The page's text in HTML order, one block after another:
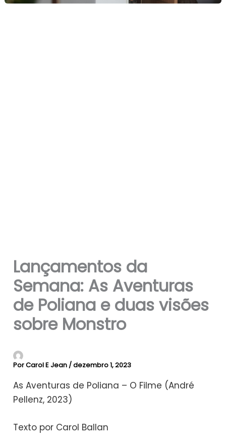
Lançamentos da
Semana: As Aventuras
de Poliana e duas visões
sobre Monstro
PorCarol E Jean /dezembro 1, 2023
As Aventuras de Poliana – O Filme (André
Pellenz, 2023)
Texto por Carol Ballan